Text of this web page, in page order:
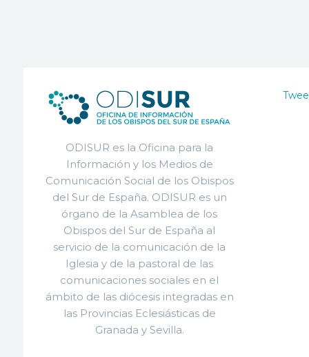
ODISUR es la Oficina para la
Información y los Medios de
Comunicación Social de los Obispos
del Sur de España. ODISUR es un
órgano de la Asamblea de los
Obispos del Sur de España al
servicio de la comunicación de la
Iglesia y de la pastoral de las
comunicaciones sociales en el
ámbito de las diócesis integradas en
las Provincias Eclesiásticas de
Granada y Sevilla.